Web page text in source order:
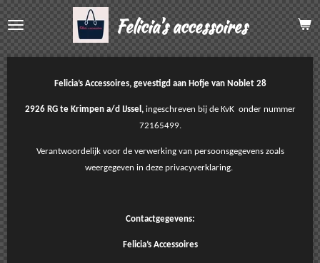
direct
hoofdinhoud
Felicia's accessoires
Felicia’s Accessoires, gevestigd aan Hofje van Noblet 28
2926 RG te Krimpen a/d IJssel,ingeschreven bij de KvK onder nummer
72165499.
Verantwoordelijk voor de verwerking van persoonsgegevens zoals
weergegeven in deze privacyverklaring.
Contactgegevens:
Felicia’s Accessoires